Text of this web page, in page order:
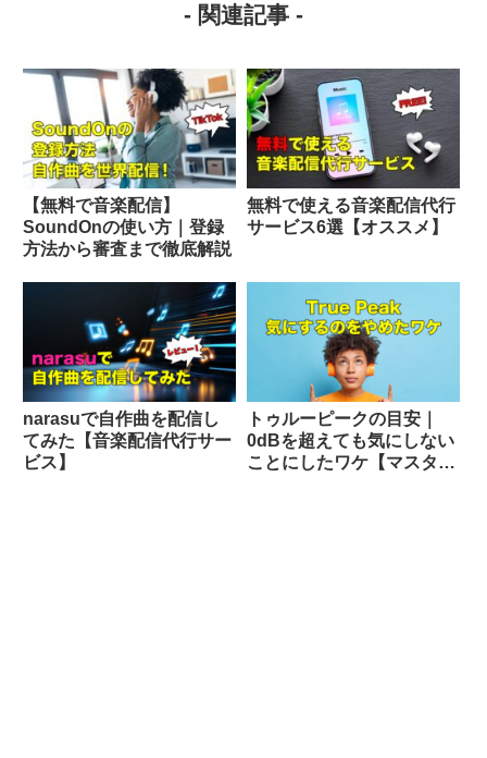
- 関連記事 -
【無料で音楽配信】
SoundOnの使い方｜登録
方法から審査まで徹底解説
無料で使える音楽配信代行
サービス6選【オススメ】
narasuで自作曲を配信し
てみた【音楽配信代行サー
ビス】
トゥルーピークの目安｜
0dBを超えても気にしない
ことにしたワケ【マスタリ